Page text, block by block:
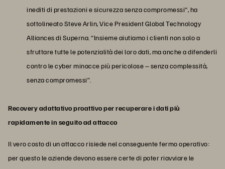
inediti di prestazioni e sicurezza senza compromessi“, ha
sottolineato Steve Arlin, Vice President Global Technology
Alliances di Superna. “Insieme aiutiamo i clienti non solo a
sfruttare tutte le potenzialità dei loro dati, ma anche a difenderli
contro le cyber minacce più pericolose – senza complessità,
senza compromessi”.
Recovery adattativo proattivo per recuperare i dati più
rapidamente in seguito ad attacco
Il vero costo di un attacco risiede nel conseguente fermo operativo:
per questo le aziende devono essere certe di poter riavviare le